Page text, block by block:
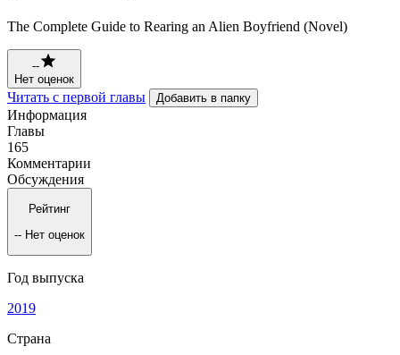
The Complete Guide to Rearing an Alien Boyfriend (Novel)
--
Нет оценок
Читать с первой главы Добавить в папку
Информация
Главы
165
Комментарии
Обсуждения
Рейтинг
-- Нет оценок
Год выпуска
2019
Страна